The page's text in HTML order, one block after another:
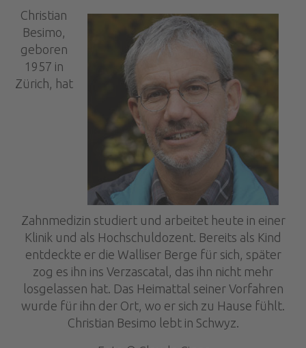
Christian
Besimo,
geboren
1957 in
Zürich, hat
Zahnmedizin studiert und arbeitet heute in einer
Klinik und als Hochschuldozent. Bereits als Kind
entdeckte er die Walliser Berge für sich, später
zog es ihn ins Verzascatal, das ihn nicht mehr
losgelassen hat. Das Heimattal seiner Vorfahren
wurde für ihn der Ort, wo er sich zu Hause fühlt.
Christian Besimo lebt in Schwyz.